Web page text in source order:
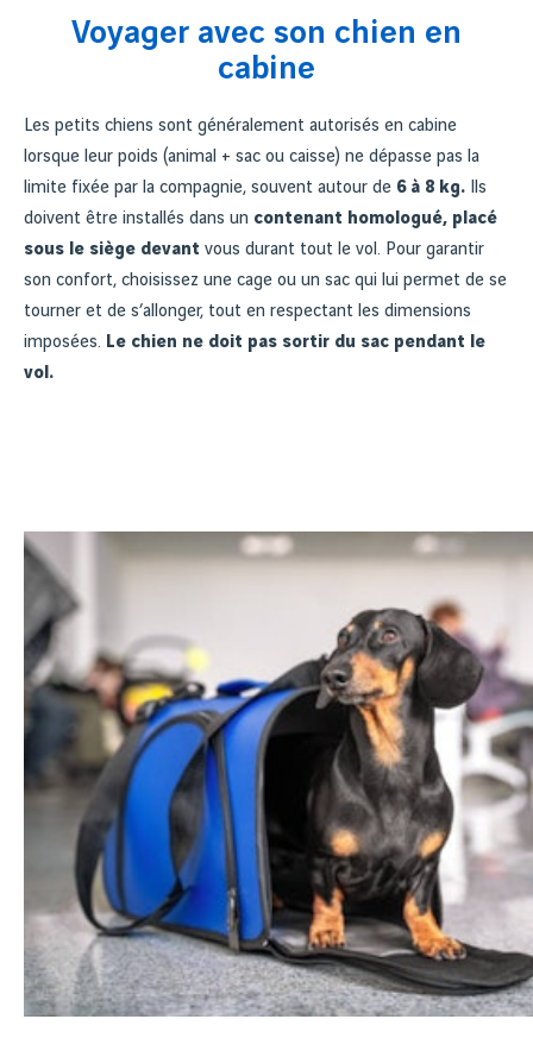
Voyager avec son chien en
cabine
Les petits chiens sont généralement autorisés en cabine
lorsque leur poids (animal + sac ou caisse) ne dépasse pas la
limite fixée par la compagnie, souvent autour de 6 à 8 kg. Ils
doivent être installés dans un contenant homologué, placé
sous le siège devant vous durant tout le vol. Pour garantir
son confort, choisissez une cage ou un sac qui lui permet de se
tourner et de s’allonger, tout en respectant les dimensions
imposées. Le chien ne doit pas sortir du sac pendant le
vol.